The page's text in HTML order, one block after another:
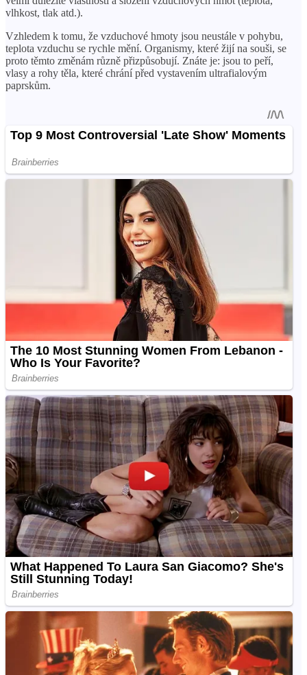
vlhkost, tlak atd.).
Vzhledem k tomu, že vzduchové hmoty jsou neustále v pohybu,
teplota vzduchu se rychle mění. Organismy, které žijí na souši, se
proto těmto změnám různě přizpůsobují. Znáte je: jsou to peří,
vlasy a rohy těla, které chrání před vystavením ultrafialovým
paprskům.